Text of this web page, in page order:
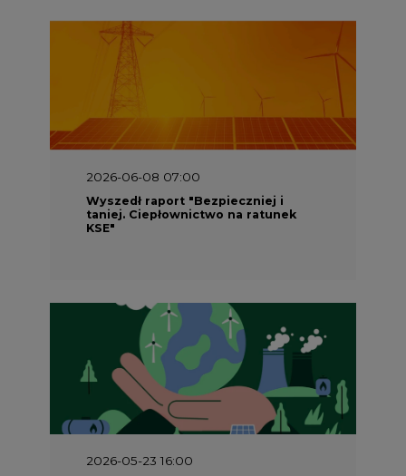
2026-06-08 07:00
Wyszedł raport "Bezpieczniej i
taniej. Ciepłownictwo na ratunek
KSE"
2026-05-23 16:00